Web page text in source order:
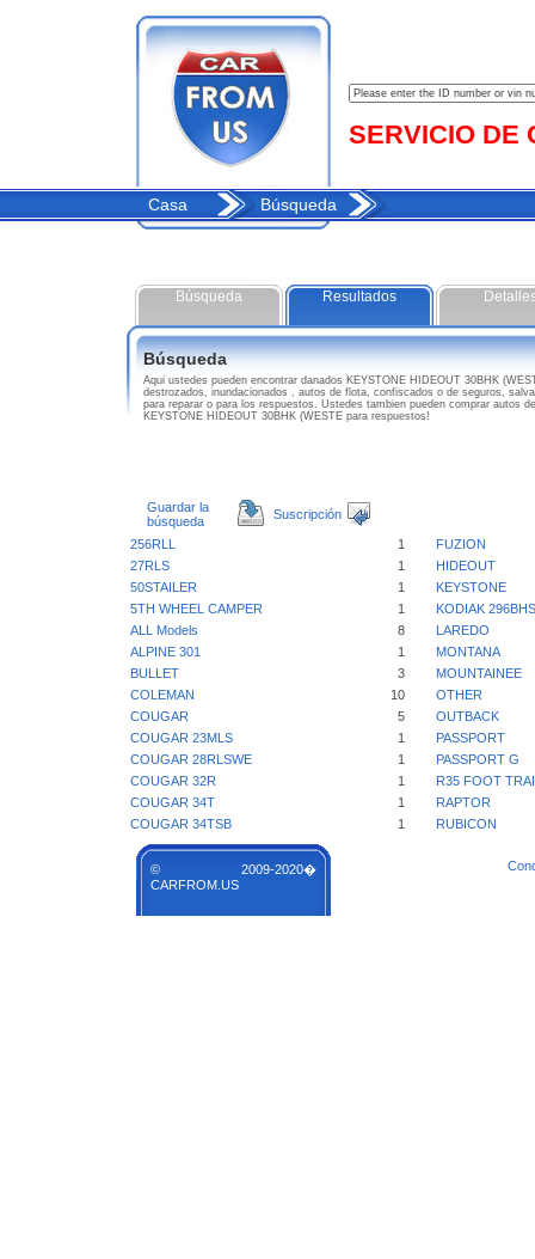
SERVICIO DE
Casa Búsqueda
Búsqueda Resultados
Búsqueda
Aqui ustedes pueden encontrar danados KEYSTONE HIDEOUT 30BHK
destrozados, inundacionados , autos de flota, confiscados o de seguros,
para reparar o para los respuestos. Ustedes tambien pueden comprar autos
KEYSTONE HIDEOUT 30BHK (WESTE para respuestos!
Guardar la
búsqueda
Suscripción
256RLL 1
FUZION
27RLS
1
HIDEOUT
50STAILER
1
KEYSTONE
5TH WHEEL CAMPER
1
KODIAK
ALL Models
8
LAREDO
ALPINE 301
1
MONTANA
BULLET
3
MOUNTAINEE
COLEMAN
10
OTHER
COUGAR
5
OUTBACK
COUGAR 23MLS
1
PASSPORT
COUGAR 28RLSWE
1
PASSPORT G
COUGAR 32R
1
R35 FOOT
COUGAR 34T
1
RAPTOR
COUGAR 34TSB
1 RUBICON
© 2009-2020�
CARFROM.US